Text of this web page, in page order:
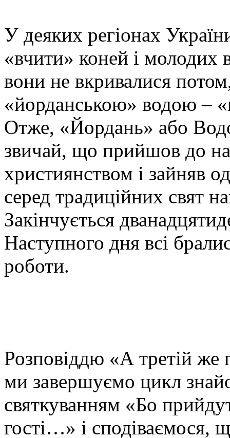
У деяких регіонах
«вчити» коней і молодих
вони не вкривалися
«йорданською» водою –
Отже, «Йордань» або
звичай, що прийшов до
християнством і зайняв
серед традиційних свят
Закінчується
Наступного дня всі
роботи.
Розповіддю «А третій
ми завершуємо цикл
святкуванням «Бо
гості…» і